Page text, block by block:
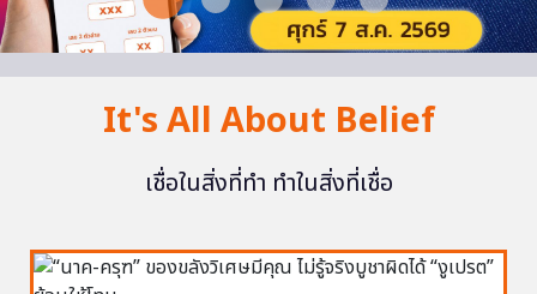
It's All About Belief
เชื่อในสิ่งที่ทำ ทำในสิ่งที่เชื่อ